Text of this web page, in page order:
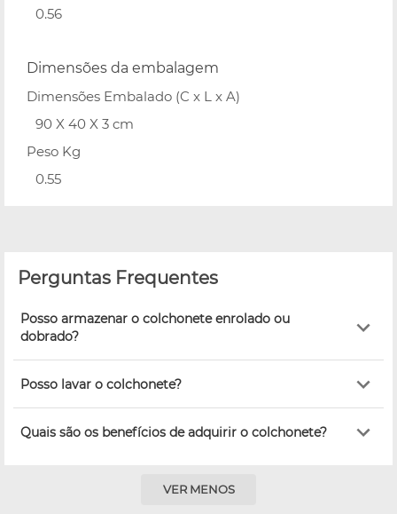
0.56
Dimensões da embalagem
Dimensões Embalado (C x L x A)
90 X 40 X 3 cm
Peso Kg
0.55
Perguntas Frequentes
Posso armazenar o colchonete enrolado ou
dobrado?
Posso lavar o colchonete?
Quais são os benefícios de adquirir o colchonete?
VER MENOS